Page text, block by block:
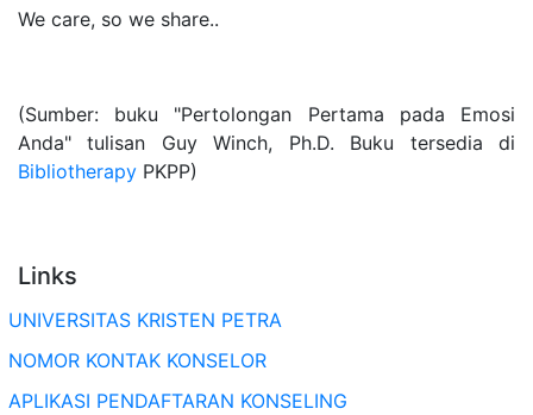
We care, so we share..
(Sumber: buku "Pertolongan Pertama pada Emosi
Anda" tulisan Guy Winch, Ph.D. Buku tersedia di
Bibliotherapy PKPP)
Links
UNIVERSITAS KRISTEN PETRA
NOMOR KONTAK KONSELOR
APLIKASI PENDAFTARAN KONSELING